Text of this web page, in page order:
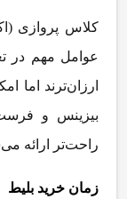
کلاس پروازی
عوامل مهم در
ارزانترند اما
بیزینس و
راحتتر ارائه می
زمان خرید بلیط